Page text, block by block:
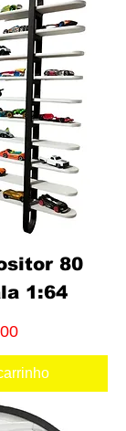
80
1:64